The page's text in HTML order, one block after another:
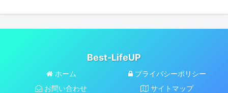
Best-LifeUP
ホーム
プライバシーポリシー
お問い合わせ
サイトマップ